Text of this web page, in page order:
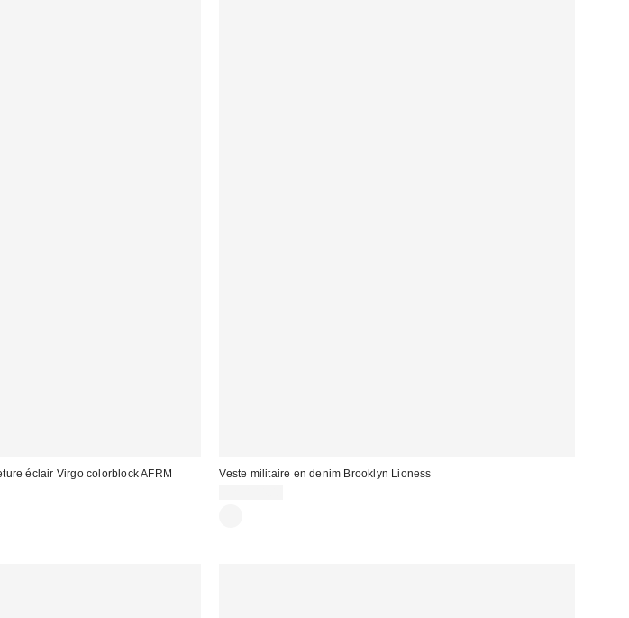
éclair Virgo colorblock AFRM
Veste militaire en denim Brooklyn Lioness